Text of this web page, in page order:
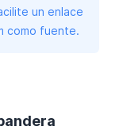
un enlace
como fuente.